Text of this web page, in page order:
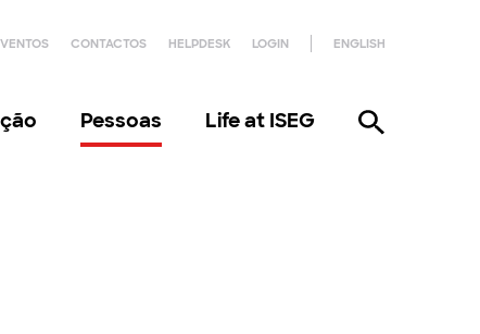
CONTACTOS HELPDESK LOGIN ENGLISH
Pessoas Life at ISEG